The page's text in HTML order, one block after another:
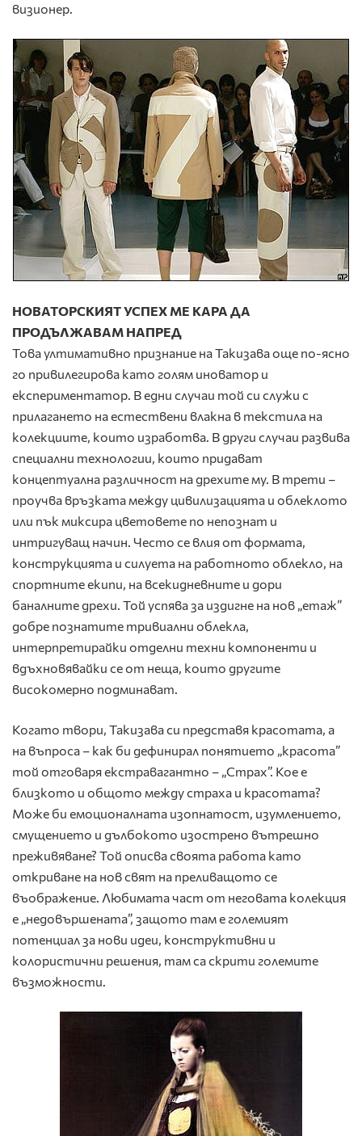
визионер.
НОВАТОРСКИЯТ УСПЕХ МЕ КАРА ДА
ПРОДЪЛЖАВАМ НАПРЕД
Това ултимативно признание на Такизава още по-ясно
го привилегирова като голям иноватор и
експериментатор. В едни случаи той си служи с
прилагането на естествени влакна в текстила на
колекциите, които изработва. В други случаи развива
специални технологии, които придават
концептуална различност на дрехите му. В трети –
проучва връзката между цивилизацията и облеклото
или пък миксира цветовете по непознат и
интригуващ начин. Често се влия от формата,
конструкцията и силуета на работното облекло, на
спортните екипи, на всекидневните и дори
баналните дрехи. Той успява за издигне на нов „етаж”
добре познатите тривиални облекла,
интерпретирайки отделни техни компоненти и
вдъхновявайки се от неща, които другите
високомерно подминават.
Когато твори, Такизава си представя красотата, а
на въпроса – как би дефинирал понятието „красота”
той отговаря екстравагантно – „Страх”. Кое е
близкото и общото между страха и красотата?
Може би емоционалната изопнатост, изумлението,
смущението и дълбокото изострено вътрешно
преживяване? Той описва своята работа като
откриване на нов свят на преливащото се
въображение. Любимата част от неговата колекция
е „недовършената”, защото там е големият
потенциал за нови идеи, конструктивни и
колористични решения, там са скрити големите
възможности.